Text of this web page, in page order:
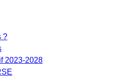
?
2023-2028